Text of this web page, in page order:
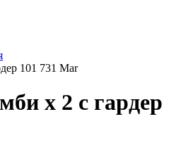
101 731 Mar
x 2 с гардер